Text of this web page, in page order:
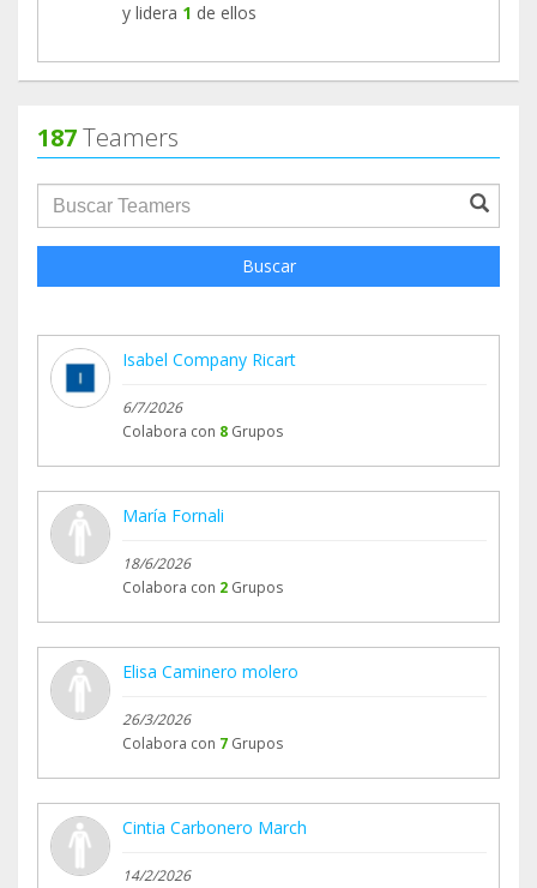
y lidera 1 de ellos
187Teamers
groupProfile.searchForm.search.text???
Buscar
Isabel Company Ricart
6/7/2026
Colabora con 8 Grupos
María Fornali
18/6/2026
Colabora con 2 Grupos
Elisa Caminero molero
26/3/2026
Colabora con 7 Grupos
Cintia Carbonero March
14/2/2026